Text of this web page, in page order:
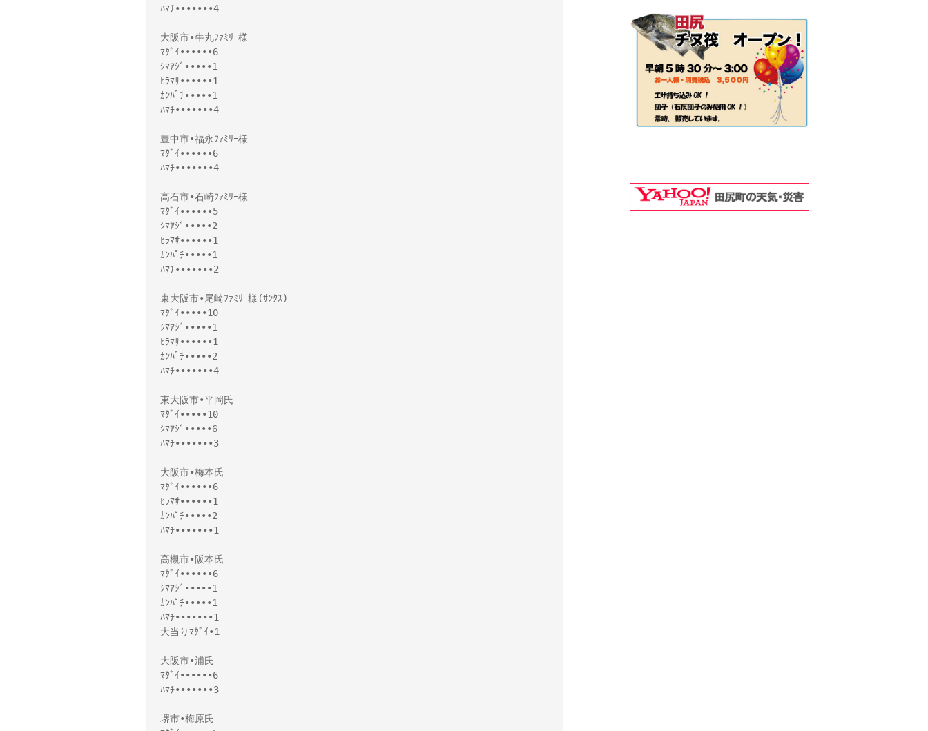
ﾊﾏﾁ•••••••4
大阪市•牛丸ﾌｧﾐﾘｰ様
ﾏﾀﾞｲ••••••6
ｼﾏｱｼﾞ•••••1
ﾋﾗﾏｻ••••••1
ｶﾝﾊﾟﾁ•••••1
ﾊﾏﾁ•••••••4
豊中市•福永ﾌｧﾐﾘｰ様
ﾏﾀﾞｲ••••••6
ﾊﾏﾁ•••••••4
高石市•石崎ﾌｧﾐﾘｰ様
ﾏﾀﾞｲ••••••5
ｼﾏｱｼﾞ•••••2
ﾋﾗﾏｻ••••••1
ｶﾝﾊﾟﾁ•••••1
ﾊﾏﾁ•••••••2
東大阪市•尾崎ﾌｧﾐﾘｰ様(ｻﾝｸｽ)
ﾏﾀﾞｲ•••••10
ｼﾏｱｼﾞ•••••1
ﾋﾗﾏｻ••••••1
ｶﾝﾊﾟﾁ•••••2
ﾊﾏﾁ•••••••4
東大阪市•平岡氏
ﾏﾀﾞｲ•••••10
ｼﾏｱｼﾞ•••••6
ﾊﾏﾁ•••••••3
大阪市•梅本氏
ﾏﾀﾞｲ••••••6
ﾋﾗﾏｻ••••••1
ｶﾝﾊﾟﾁ•••••2
ﾊﾏﾁ•••••••1
高槻市•阪本氏
ﾏﾀﾞｲ••••••6
ｼﾏｱｼﾞ•••••1
ｶﾝﾊﾟﾁ•••••1
ﾊﾏﾁ•••••••1
大当りﾏﾀﾞｲ•1
大阪市•浦氏
ﾏﾀﾞｲ••••••6
ﾊﾏﾁ•••••••3
堺市•梅原氏